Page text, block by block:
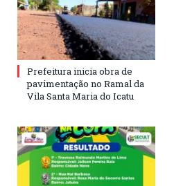
Prefeitura inicia obra de
pavimentação no Ramal da
Vila Santa Maria do Icatu